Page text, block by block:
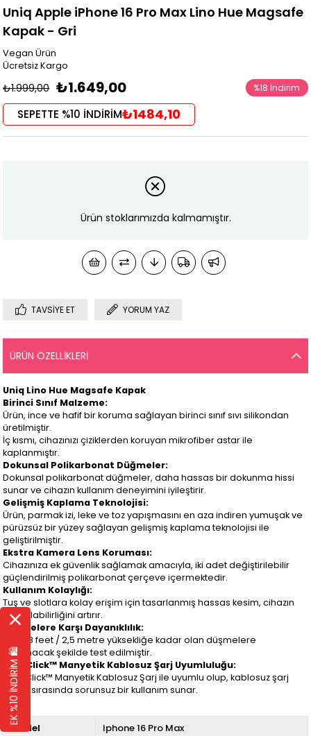
Uniq Apple iPhone 16 Pro Max Lino Hue Magsafe
Kapak - Gri
Vegan Ürün
Ücretsiz Kargo
₺1.999,00 ₺1.649,00 %18 İndirim
SEPETTE %10 İNDİRİM₺1484,10
Ürün stoklarımızda kalmamıştır.
TAVSIYE ET YORUM YAZ
ÜRÜN ÖZELLIKLERI
Uniq Lino Hue Magsafe Kapak
Birinci Sınıf Malzeme:
Ürün, ince ve hafif bir koruma sağlayan birinci sınıf sıvı silikondan
üretilmiştir.
İç kısmı, cihazınızı çiziklerden koruyan mikrofiber astar ile
kaplanmıştır.
Dokunsal Polikarbonat Düğmeler:
Dokunsal polikarbonat düğmeler, daha hassas bir dokunma hissi
sunar ve cihazın kullanım deneyimini iyileştirir.
Gelişmiş Kaplama Teknolojisi:
Ürün, parmak izi, leke ve toz yapışmasını en aza indiren yumuşak ve
pürüzsüz bir yüzey sağlayan gelişmiş kaplama teknolojisi ile
geliştirilmiştir.
Ekstra Kamera Lens Koruması:
Cihazınıza ek güvenlik sağlamak amacıyla, iki adet değiştirilebilir
güçlendirilmiş polikarbonat çerçeve içermektedir.
Kullanım Kolaylığı:
Tuş ve slotlara kolay erişim için tasarlanmış hassas kesim, cihazın
kullanılabilirliğini artırır.
Düşmelere Karşı Dayanıklılık:
Ürün, 8 feet / 2,5 metre yüksekliğe kadar olan düşmelere
dayanacak şekilde test edilmiştir.
MagClick™ Manyetik Kablosuz Şarj Uyumluluğu:
MagClick™ Manyetik Kablosuz Şarj ile uyumlu olup, kablosuz şarj
işlemi sırasında sorunsuz bir kullanım sunar.
Model Iphone 16 Pro Max
EK %10 İNDİRİM 🛍️